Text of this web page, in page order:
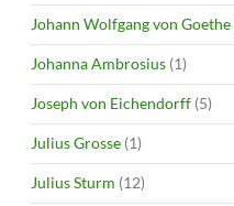
Johann Wolfgang von Goethe
Johanna Ambrosius (1)
Joseph von Eichendorff (5)
Julius Grosse (1)
Julius Sturm (12)